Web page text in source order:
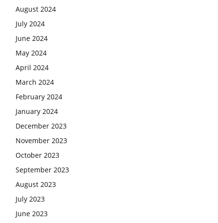
August 2024
July 2024
June 2024
May 2024
April 2024
March 2024
February 2024
January 2024
December 2023
November 2023
October 2023
September 2023
August 2023
July 2023
June 2023